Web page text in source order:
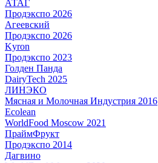
АТАГ
Продэкспо 2026
Агеевский
Продэкспо 2026
Kyron
Продэкспо 2023
Голден Панда
DairyTech 2025
ЛИНЭКО
Мясная и Молочная Индустрия 2016
Ecolean
WorldFood Moscow 2021
ПраймФрукт
Продэкспо 2014
Дагвино